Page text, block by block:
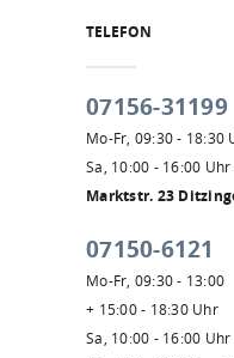
TELEFON
07156-31199
Mo-Fr, 09:30 - 18:30
Sa, 10:00 - 16:00 Uhr
Marktstr. 23
07150-6121
Mo-Fr, 09:30 - 13:00
+ 15:00 - 18:30 Uhr
Sa, 10:00 - 16:00 Uhr